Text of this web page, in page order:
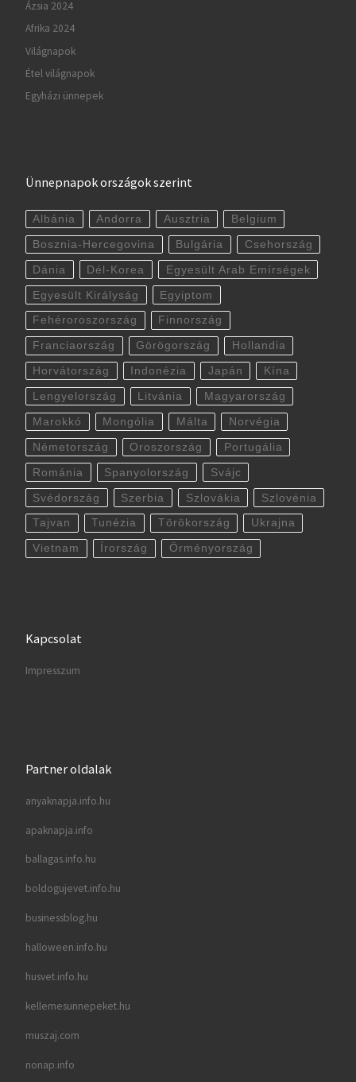
Ázsia 2024
Afrika 2024
Világnapok
Étel világnapok
Egyházi ünnepek
Ünnepnapok országok szerint
Albánia Andorra Ausztria Belgium
Bosznia-Hercegovina Bulgária Csehország
Dánia Dél-Korea Egyesült Arab Emírségek
Egyesült Királyság Egyiptom
Fehéroroszország Finnország
Franciaország Görögország Hollandia
Horvátország Indonézia Japán Kína
Lengyelország Litvánia Magyarország
Marokkó Mongólia Málta Norvégia
Németország Oroszország Portugália
Románia Spanyolország Svájc
Svédország Szerbia Szlovákia Szlovénia
Tajvan Tunézia Törökország Ukrajna
Vietnam Írország Örményország
Kapcsolat
Impresszum
Partner oldalak
anyaknapja.info.hu
apaknapja.info
ballagas.info.hu
boldogujevet.info.hu
businessblog.hu
halloween.info.hu
husvet.info.hu
kellemesunnepeket.hu
muszaj.com
nonap.info